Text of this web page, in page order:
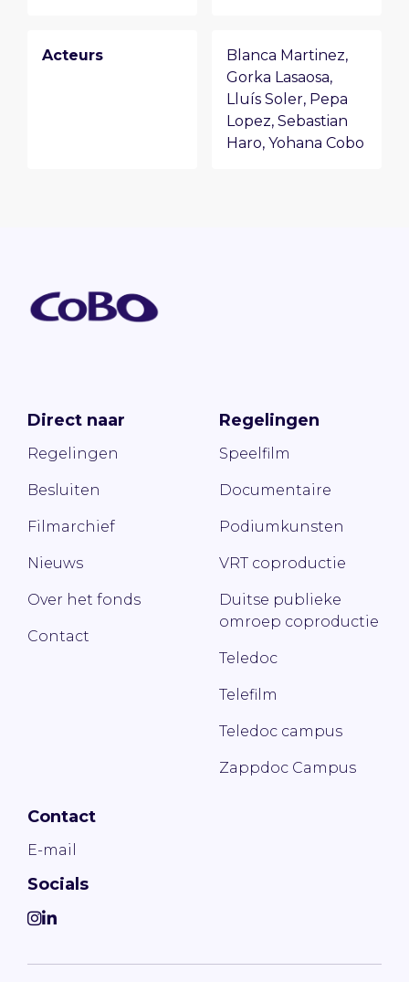
Acteurs Blanca Martinez,
Gorka Lasaosa,
Lluís Soler, Pepa
Lopez, Sebastian
Haro, Yohana Cobo
Direct naar
Regelingen
Besluiten
Filmarchief
Nieuws
Over het fonds
Contact
Regelingen
Speelfilm
Documentaire
Podiumkunsten
VRT coproductie
Duitse publieke
omroep coproductie
Teledoc
Telefilm
Teledoc campus
Zappdoc Campus
Contact
E-mail
Socials